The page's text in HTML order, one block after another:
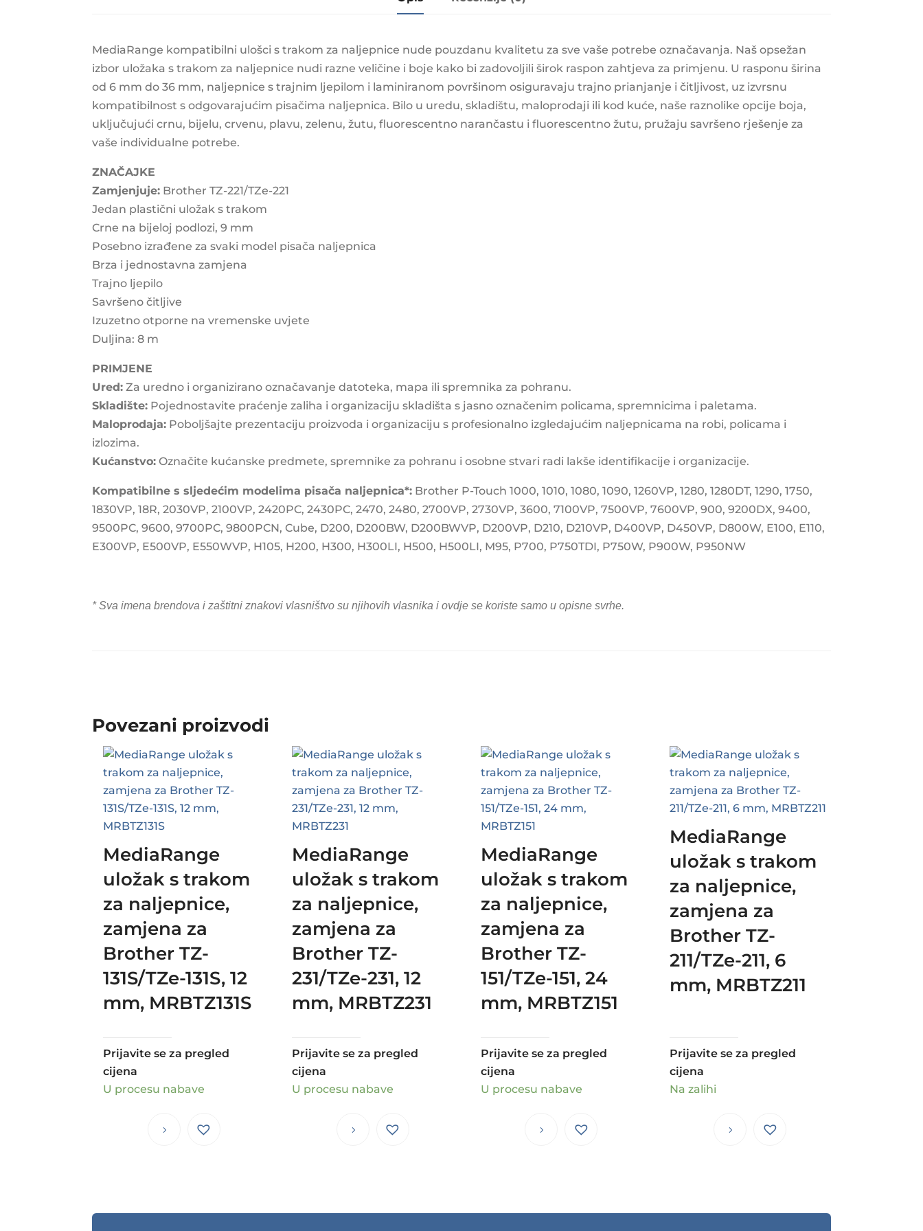
MediaRange kompatibilni ulošci s trakom za naljepnice nude pouzdanu kvalitetu za sve vaše potrebe označavanja. Naš opsežan
izbor uložaka s trakom za naljepnice nudi razne veličine i boje kako bi zadovoljili širok raspon zahtjeva za primjenu. U rasponu širina
od 6 mm do 36 mm, naljepnice s trajnim ljepilom i laminiranom površinom osiguravaju trajno prianjanje i čitljivost, uz izvrsnu
kompatibilnost s odgovarajućim pisačima naljepnica. Bilo u uredu, skladištu, maloprodaji ili kod kuće, naše raznolike opcije boja,
uključujući crnu, bijelu, crvenu, plavu, zelenu, žutu, fluorescentno narančastu i fluorescentno žutu, pružaju savršeno rješenje za
vaše individualne potrebe.
ZNAČAJKE
Zamjenjuje: Brother TZ-221/TZe-221
Jedan plastični uložak s trakom
Crne na bijeloj podlozi, 9 mm
Posebno izrađene za svaki model pisača naljepnica
Brza i jednostavna zamjena
Trajno ljepilo
Savršeno čitljive
Izuzetno otporne na vremenske uvjete
Duljina: 8 m
PRIMJENE
Ured: Za uredno i organizirano označavanje datoteka, mapa ili spremnika za pohranu.
Skladište: Pojednostavite praćenje zaliha i organizaciju skladišta s jasno označenim policama, spremnicima i paletama.
Maloprodaja: Poboljšajte prezentaciju proizvoda i organizaciju s profesionalno izgledajućim naljepnicama na robi, policama i
izlozima.
Kućanstvo: Označite kućanske predmete, spremnike za pohranu i osobne stvari radi lakše identifikacije i organizacije.
Kompatibilne s sljedećim modelima pisača naljepnica*: Brother P-Touch 1000, 1010, 1080, 1090, 1260VP, 1280, 1280DT, 1290, 1750,
1830VP, 18R, 2030VP, 2100VP, 2420PC, 2430PC, 2470, 2480, 2700VP, 2730VP, 3600, 7100VP, 7500VP, 7600VP, 900, 9200DX, 9400,
9500PC, 9600, 9700PC, 9800PCN, Cube, D200, D200BW, D200BWVP, D200VP, D210, D210VP, D400VP, D450VP, D800W, E100, E110,
E300VP, E500VP, E550WVP, H105, H200, H300, H300LI, H500, H500LI, M95, P700, P750TDI, P750W, P900W, P950NW
* Sva imena brendova i zaštitni znakovi vlasništvo su njihovih vlasnika i ovdje se koriste samo u opisne svrhe.
Povezani proizvodi
MediaRange
uložak s trakom
za naljepnice,
zamjena za
Brother TZ-
131S/TZe-131S, 12
mm, MRBTZ131S
Prijavite se za pregled
cijena
U procesu nabave
MediaRange
uložak s trakom
za naljepnice,
zamjena za
Brother TZ-
231/TZe-231, 12
mm, MRBTZ231
Prijavite se za pregled
cijena
U procesu nabave
MediaRange
uložak s trakom
za naljepnice,
zamjena za
Brother TZ-
151/TZe-151, 24
mm, MRBTZ151
Prijavite se za pregled
cijena
U procesu nabave
MediaRange
uložak s trakom
za naljepnice,
zamjena za
Brother TZ-
211/TZe-211, 6
mm, MRBTZ211
Prijavite se za pregled
cijena
Na zalihi